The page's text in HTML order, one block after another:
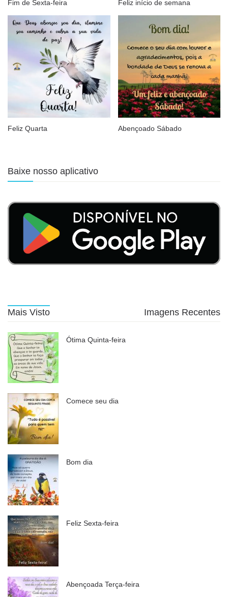
Fim de Sexta-feira Feliz início de semana
Feliz Quarta Abençoado Sábado
Baixe nosso aplicativo
Mais Visto Imagens Recentes
Ótima Quinta-feira
Comece seu dia
Bom dia
Feliz Sexta-feira
Abençoada Terça-feira